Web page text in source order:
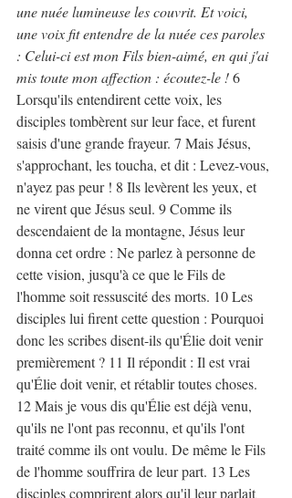
une nuée lumineuse les couvrit. Et voici,
une voix fit entendre de la nuée ces paroles
: Celui-ci est mon Fils bien-aimé, en qui j'ai
mis toute mon affection : écoutez-le ! 6
Lorsqu'ils entendirent cette voix, les
disciples tombèrent sur leur face, et furent
saisis d'une grande frayeur. 7 Mais Jésus,
s'approchant, les toucha, et dit : Levez-vous,
n'ayez pas peur ! 8 Ils levèrent les yeux, et
ne virent que Jésus seul. 9 Comme ils
descendaient de la montagne, Jésus leur
donna cet ordre : Ne parlez à personne de
cette vision, jusqu'à ce que le Fils de
l'homme soit ressuscité des morts. 10 Les
disciples lui firent cette question : Pourquoi
donc les scribes disent-ils qu'Élie doit venir
premièrement ? 11 Il répondit : Il est vrai
qu'Élie doit venir, et rétablir toutes choses.
12 Mais je vous dis qu'Élie est déjà venu,
qu'ils ne l'ont pas reconnu, et qu'ils l'ont
traité comme ils ont voulu. De même le Fils
de l'homme souffrira de leur part. 13 Les
disciples comprirent alors qu'il leur parlait